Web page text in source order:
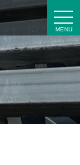
t
o
g
g
l
n
v
g
t